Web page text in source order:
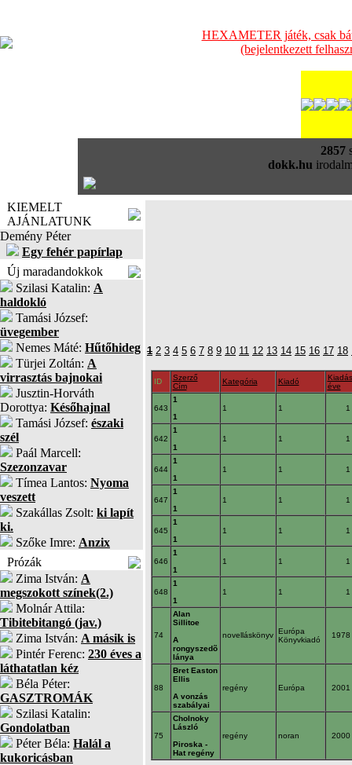
HEXAMETER játék, csak
(bejelentkezett
2857
dokk.hu
KIEMELT
AJÁNLATUNK
Demény Péter
Egy fehér papírlap
Új maradandokkok
Szilasi Katalin: A
haldokló
Tamási József:
üvegember
Nemes Máté: Hűtőhideg
Türjei Zoltán: A
virrasztás bajnokai
Jusztin-Horváth
Dorottya: Későhajnal
Tamási József: északi
szél
Paál Marcell:
Szezonzavar
Tímea Lantos: Nyoma
veszett
Szakállas Zsolt: ki lapít
ki.
Szőke Imre: Anzix
Prózák
Zima István: A
megszokott színek(2.)
Molnár Attila:
Tibitebitangó (jav.)
Zima István: A másik is
Pintér Ferenc: 230 éves a
láthatatlan kéz
Béla Péter:
GASZTROMÁK
Szilasi Katalin:
Gondolatban
Péter Béla: Halál a
kukoricásban
1 2 3 4 5 6 7 8 9 10 11 12 13 14 15 16 17 18
ID
Szerző
Cím
Kategória Kiadó
Kiadás
éve
643
1
1
1 1 1
642
1
1
1 1 1
644
1
1
1 1 1
647
1
1
1 1 1
645
1
1
1 1 1
646
1
1
1 1 1
648
1
1
1 1 1
74
Alan
Sillitoe
A
rongyszedõ
lánya
novelláskönyv Európa
Könyvkiadó
1978
88
Bret Easton
Ellis
A vonzás
szabályai
regény Európa 2001
75
Cholnoky
László
Piroska -
Hat regény
regény noran 2000